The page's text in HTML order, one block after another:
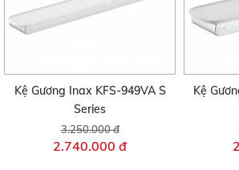
Kệ Gương Inax KFS-949VA S
Series
3.250.000 đ
2.740.000 đ
Kệ